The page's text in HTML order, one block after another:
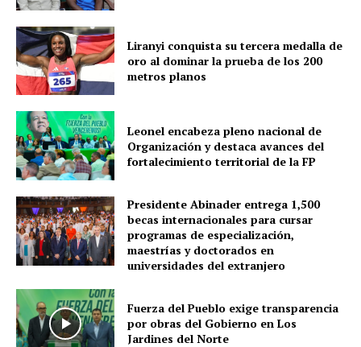
Liranyi conquista su tercera medalla de
oro al dominar la prueba de los 200
metros planos
Leonel encabeza pleno nacional de
Organización y destaca avances del
fortalecimiento territorial de la FP
Presidente Abinader entrega 1,500
becas internacionales para cursar
programas de especialización,
maestrías y doctorados en
universidades del extranjero
Fuerza del Pueblo exige transparencia
por obras del Gobierno en Los
Jardines del Norte